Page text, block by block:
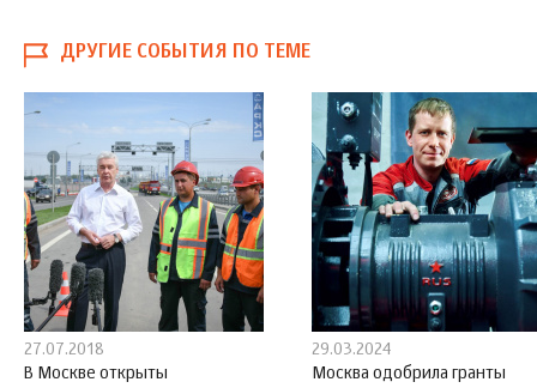
ДРУГИЕ СОБЫТИЯ ПО ТЕМЕ
27.07.2018
В Москве открыты
29.03.2024
Москва одобрила гранты